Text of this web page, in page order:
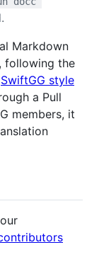
Markdown
following the
SwiftGG style
a Pull
members, it